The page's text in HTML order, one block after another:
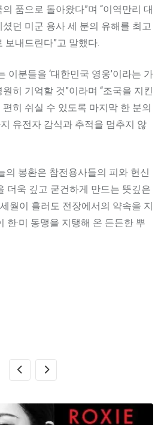
품으로 돌아왔다”며 “이역만리 대
던 미군 용사 세 분의 유해를 최고
내드린다”고 말했다.
이분들을 ‘대한민국 영웅’이라는 가
히 기억할 것”이라며 “조국을 지킨
히 쉬실 수 있도록 마지막 한 분의
유전자 감식과 추적을 멈추지 않
의 봉환은 참전용사들의 피와 헌신
더욱 깊고 굳건하게 만드는 뜻깊은
월이 흘러도 전장에서의 약속을 지
한·미 동맹을 지탱해 온 든든한 뿌